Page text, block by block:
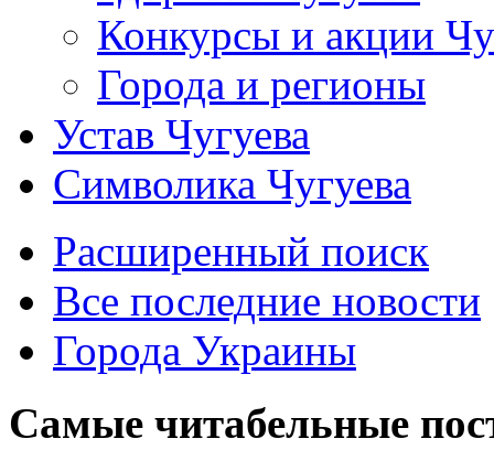
Конкурсы и акции
Города и регионы
Устав Чугуева
Символика Чугуева
Расширенный поиск
Все последние новости
Города Украины
Самые читабельные